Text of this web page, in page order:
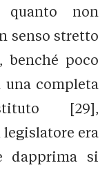
quanto non
senso stretto
benché poco
completa
[29],
era
dapprima si